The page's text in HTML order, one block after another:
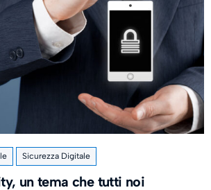
Sicurezza Digitale
un tema che tutti noi